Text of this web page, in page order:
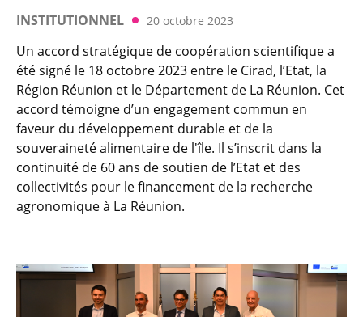
INSTITUTIONNEL 20 octobre 2023
Un accord stratégique de coopération scientifique a
été signé le 18 octobre 2023 entre le Cirad, l’Etat, la
Région Réunion et le Département de La Réunion. Cet
accord témoigne d’un engagement commun en
faveur du développement durable et de la
souveraineté alimentaire de l'île. Il s’inscrit dans la
continuité de 60 ans de soutien de l’Etat et des
collectivités pour le financement de la recherche
agronomique à La Réunion.